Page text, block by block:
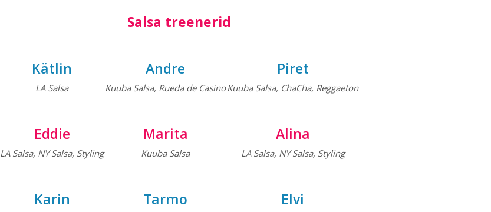
Salsa treenerid
Kätlin
LA Salsa
Andre
Kuuba Salsa, Rueda de Casino
Piret
Kuuba Salsa, ChaCha, Reggaeton
Eddie
LA Salsa, NY Salsa, Styling
Marita
Kuuba Salsa
Alina
LA Salsa, NY Salsa, Styling
Karin Tarmo Elvi